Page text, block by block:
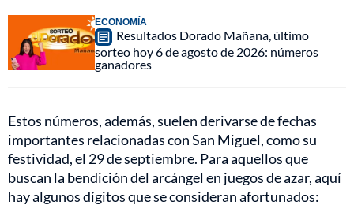
ECONOMÍA
Resultados Dorado Mañana, último
sorteo hoy 6 de agosto de 2026: números
ganadores
Estos números, además, suelen derivarse de fechas
importantes relacionadas con San Miguel, como su
festividad, el 29 de septiembre. Para aquellos que
buscan la bendición del arcángel en juegos de azar, aquí
hay algunos dígitos que se consideran afortunados: